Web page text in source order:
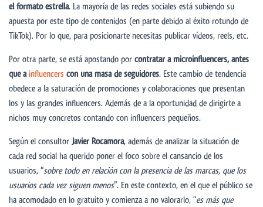
el formato estrella. La mayoría de las redes sociales está subiendo su
apuesta por este tipo de contenidos (en parte debido al éxito rotundo de
TikTok). Por lo que, para posicionarte necesitas publicar vídeos, reels, etc.
Por otra parte, se está apostando por contratar a microinfluencers, antes
que a influencers con una masa de seguidores. Este cambio de tendencia
obedece a la saturación de promociones y colaboraciones que presentan
los y las grandes influencers. Además de a la oportunidad de dirigirte a
nichos muy concretos contando con influencers pequeños.
Según el consultor Javier Rocamora, además de analizar la situación de
cada red social ha querido poner el foco sobre el cansancio de los
usuarios, “sobre todo en relación con la presencia de las marcas, que los
usuarios cada vez siguen menos”. En este contexto, en el que el público se
ha acomodado en lo gratuito y comienza a no valorarlo, “es más que